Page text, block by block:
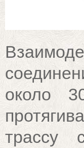
около
трассу